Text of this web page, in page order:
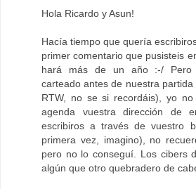
Hola Ricardo y Asun!
Hacía tiempo que quería
primer comentario que pusisteis
hará más de un año :-/ Pero
carteado antes de nuestra
RTW, no se si recordáis), yo
agenda vuestra dirección de
escribiros a través de vuestro
primera vez, imagino), no
pero no lo conseguí. Los cibers
algún que otro quebradero de